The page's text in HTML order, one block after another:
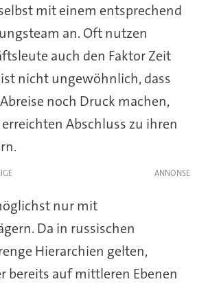
mit einem entsprechend
an. Oft nutzen
auch den Faktor Zeit
ist nicht ungewöhnlich, dass
noch Druck machen,
Abschluss zu ihren
nur mit
Da in russischen
Hierarchien gelten,
bereits auf mittleren Ebenen